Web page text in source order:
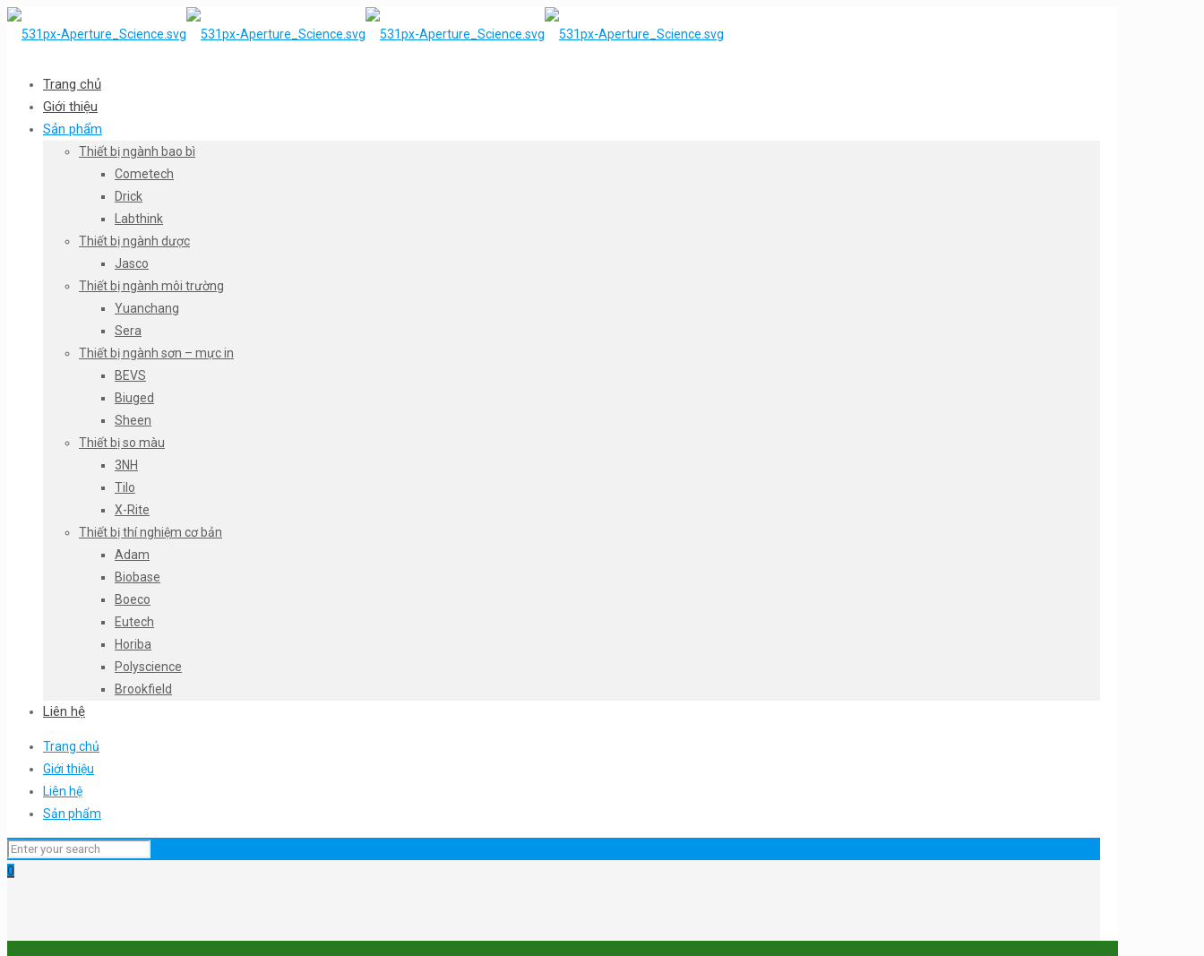
Trang chủ
Giới thiệu
Sản phẩm
Thiết bị ngành bao bì
Cometech
Drick
Labthink
Thiết bị ngành dược
Jasco
Thiết bị ngành môi trường
Yuanchang
Sera
Thiết bị ngành sơn – mực in
BEVS
Biuged
Sheen
Thiết bị so màu
3NH
Tilo
X-Rite
Thiết bị thí nghiệm cơ bản
Adam
Biobase
Boeco
Eutech
Horiba
Polyscience
Brookfield
Liên hệ
Trang chủ
Giới thiệu
Liên hệ
Sản phẩm
0